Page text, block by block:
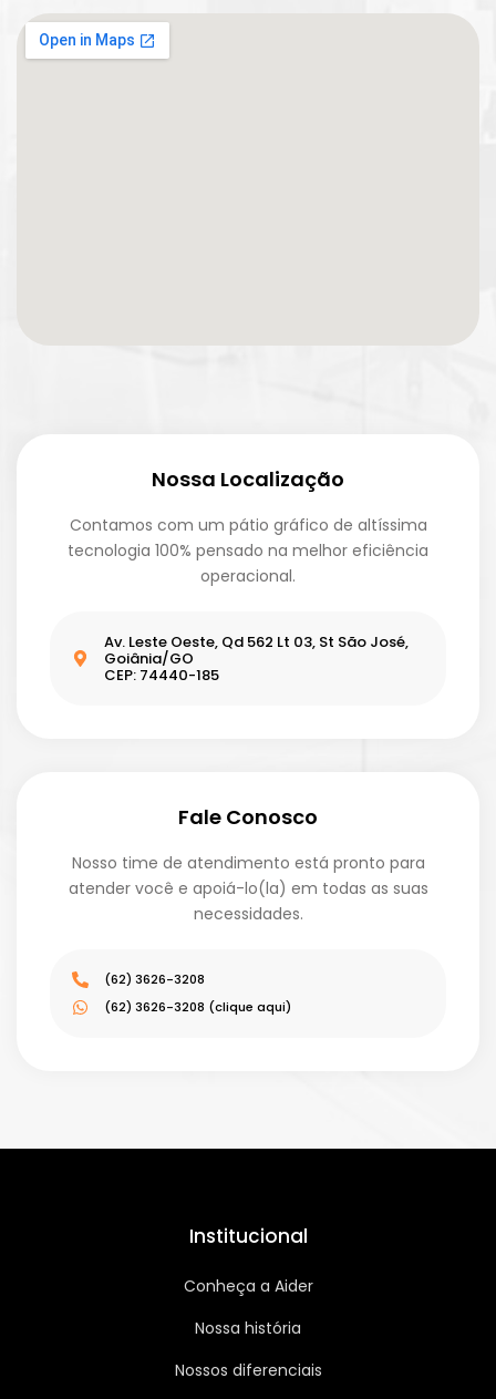
Nossa Localização
Contamos com um pátio gráfico de altíssima
tecnologia 100% pensado na melhor eficiência
operacional.
Av. Leste Oeste, Qd 562 Lt 03, St São José,
Goiânia/GO
CEP: 74440-185
Fale Conosco
Nosso time de atendimento está pronto para
atender você e apoiá-lo(la) em todas as suas
necessidades.
(62) 3626-3208
(62) 3626-3208 (clique aqui)
Institucional
Conheça a Aider
Nossa história
Nossos diferenciais